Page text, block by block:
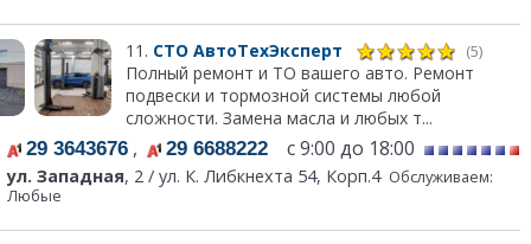
11. СТО АвтоТехЭксперт (5)
Полный ремонт и ТО вашего авто. Ремонт
подвески и тормозной системы любой
сложности. Замена масла и любых т...
29 3643676 , 29 6688222 с 9:00 до 18:00
ул. Западная, 2 / ул. К. Либкнехта 54, Корп.4 Обслуживаем:
Любые